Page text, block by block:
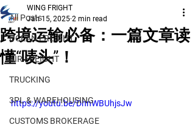
All Posts
OCEAN FREIGHT
AIR FREIGHT
TRUCKING
3PL & WAREHOUSING
CUSTOMS BROKERAGE
跨境运输必备：一篇文章读
懂“唛头”！
WING FRIGHT
Jan 15, 2025 2 min read
https://youtu.be/DhnWBUhjsJw